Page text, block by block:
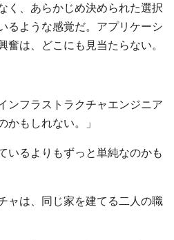
く、あらかじめ決められた選択
るような感覚だ。アプリケーシ
奮は、どこにも見当たらない。
ンフラストラクチャエンジニア
かもしれない。」
いるよりもずっと単純なのかも
ャは、同じ家を建てる二人の職